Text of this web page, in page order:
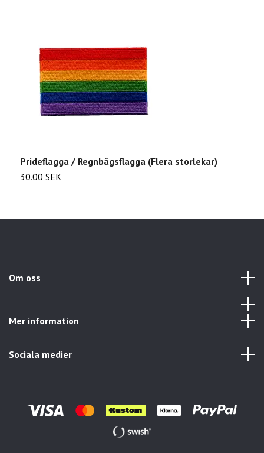
Prideflagga / Regnbågsflagga (Flera storlekar)
30.00 SEK
Om oss
Mer information
Sociala medier